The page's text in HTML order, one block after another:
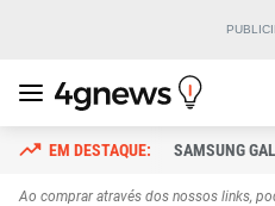
SAMSUNG
Ao comprar através dos nossos links,